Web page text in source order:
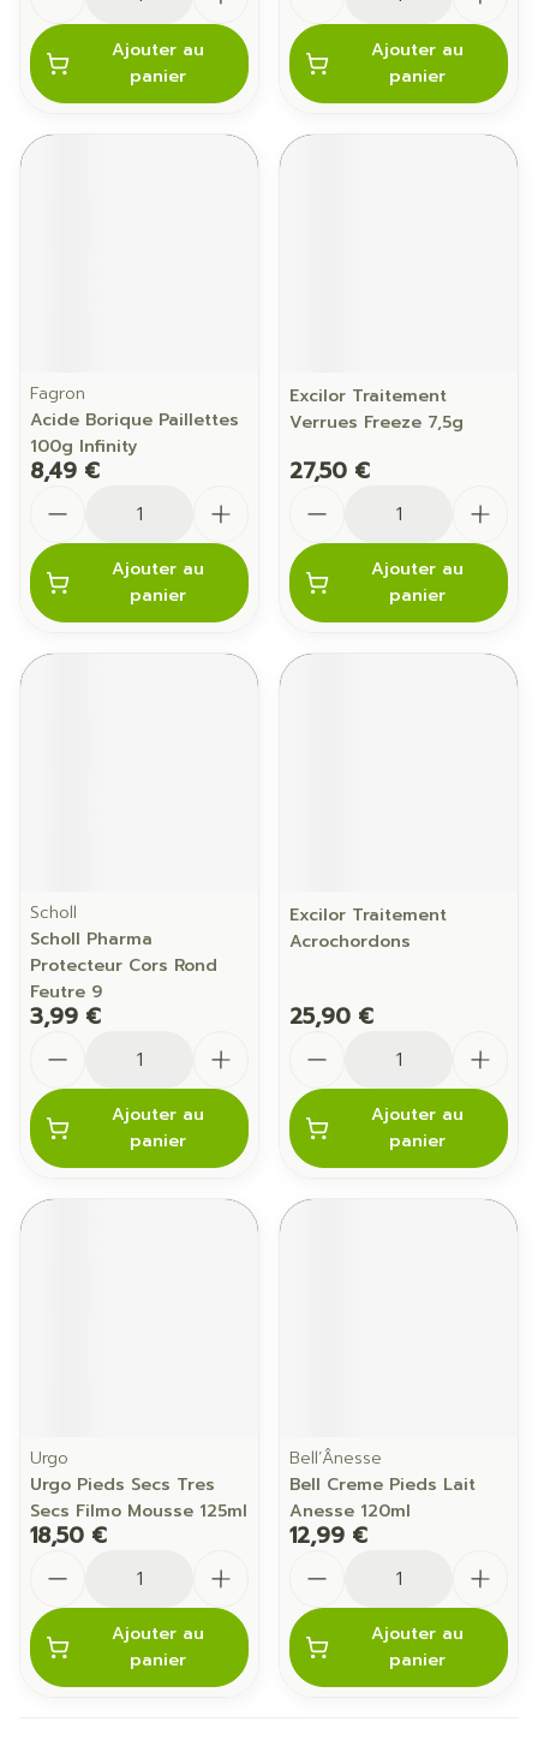
Ajouter au
panier
Ajouter au
panier
Fagron
Acide Borique Paillettes
100g Infinity
8,49 €
Ajouter au
panier
Excilor Traitement
Verrues Freeze 7,5g
27,50 €
Ajouter au
panier
Scholl
Scholl Pharma
Protecteur Cors Rond
Feutre 9
3,99 €
Ajouter au
panier
Excilor Traitement
Acrochordons
25,90 €
Ajouter au
panier
Urgo
Urgo Pieds Secs Tres
Secs Filmo Mousse 125ml
18,50 €
Ajouter au
panier
Bell’Ânesse
Bell Creme Pieds Lait
Anesse 120ml
12,99 €
Ajouter au
panier